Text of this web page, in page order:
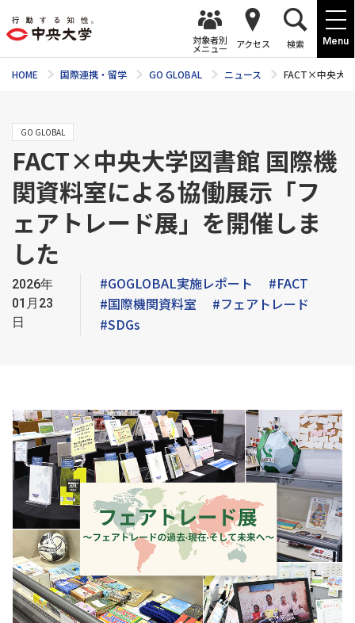
Menu
対象者別
メニュー アクセス 検索
HOME 国際連携・留学 GO GLOBAL ニュース FACT×中央大
GO GLOBAL
FACT×中央大学図書館 国際機
関資料室による協働展示「フ
ェアトレード展」を開催しま
した
2026年
01月23
日
#GOGLOBAL実施レポート
#FACT
#国際機関資料室
#フェアトレード
#SDGs